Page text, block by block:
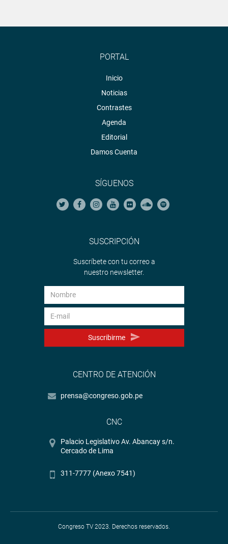
PORTAL
Inicio
Noticias
Contrastes
Agenda
Editorial
Damos Cuenta
SÍGUENOS
SUSCRIPCIÓN
Suscríbete con tu correo a
nuestro newsletter.
Suscribirme
CENTRO DE ATENCIÓN
prensa@congreso.gob.pe
CNC
Palacio Legislativo Av. Abancay s/n.
Cercado de Lima
311-7777 (Anexo 7541)
Congreso TV 2023. Derechos reservados.